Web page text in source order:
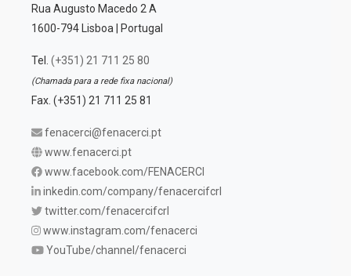
Rua Augusto Macedo 2 A
1600-794 Lisboa | Portugal
Tel. (+351) 21 711 25 80
(Chamada para a rede fixa nacional)
Fax. (+351) 21 711 25 81
fenacerci@fenacerci.pt
www.fenacerci.pt
www.facebook.com/FENACERCI
inkedin.com/company/fenacercifcrl
twitter.com/fenacercifcrl
www.instagram.com/fenacerci
YouTube/channel/fenacerci